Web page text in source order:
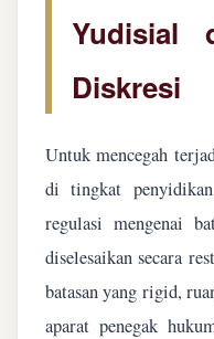
Yudisial
Diskresi
Untuk mencegah
di tingkat penyidikan
regulasi mengenai
diselesaikan secara
batasan yang rigid,
aparat penegak